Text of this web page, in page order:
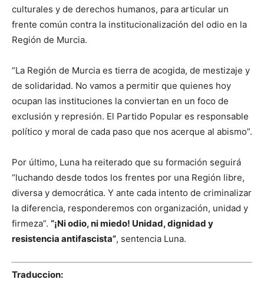
culturales y de derechos humanos, para articular un
frente común contra la institucionalización del odio en la
Región de Murcia.
“La Región de Murcia es tierra de acogida, de mestizaje y
de solidaridad. No vamos a permitir que quienes hoy
ocupan las instituciones la conviertan en un foco de
exclusión y represión. El Partido Popular es responsable
político y moral de cada paso que nos acerque al abismo”.
Por último, Luna ha reiterado que su formación seguirá
“luchando desde todos los frentes por una Región libre,
diversa y democrática. Y ante cada intento de criminalizar
la diferencia, responderemos con organización, unidad y
firmeza”. “¡Ni odio, ni miedo! Unidad, dignidad y
resistencia antifascista”, sentencia Luna.
Traduccion: